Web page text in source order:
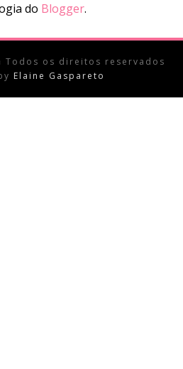
do Blogger.
Todos os direitos reservados
Elaine Gaspareto